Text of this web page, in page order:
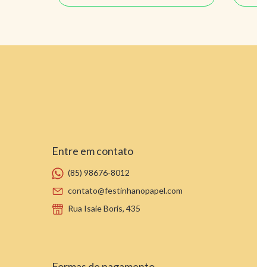
Entre em contato
(85) 98676-8012
contato@festinhanopapel.com
Rua Isaie Boris, 435